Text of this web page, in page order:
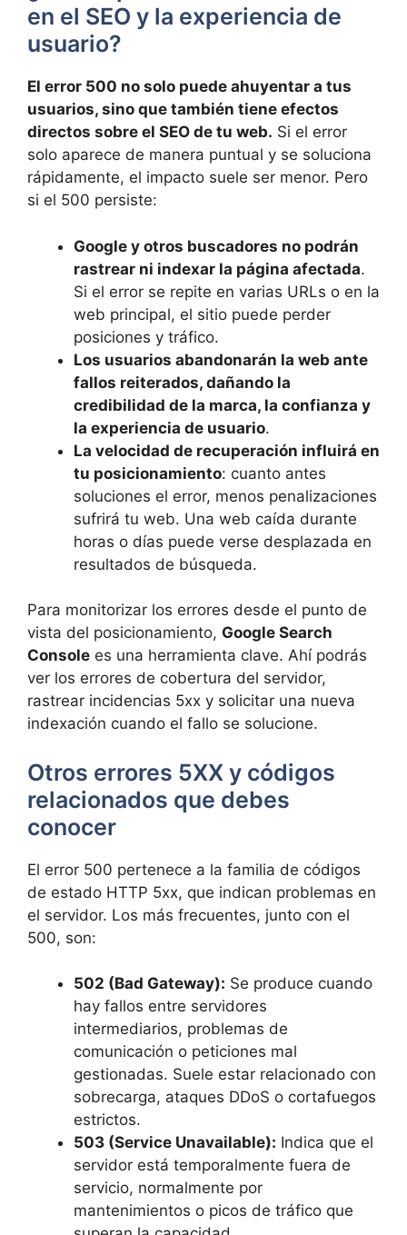
en el SEO y la experiencia de
usuario?
El error 500 no solo puede ahuyentar a tus
usuarios, sino que también tiene efectos
directos sobre el SEO de tu web. Si el error
solo aparece de manera puntual y se soluciona
rápidamente, el impacto suele ser menor. Pero
si el 500 persiste:
Google y otros buscadores no podrán
rastrear ni indexar la página afectada.
Si el error se repite en varias URLs o en la
web principal, el sitio puede perder
posiciones y tráfico.
Los usuarios abandonarán la web ante
fallos reiterados, dañando la
credibilidad de la marca, la confianza y
la experiencia de usuario.
La velocidad de recuperación influirá en
tu posicionamiento: cuanto antes
soluciones el error, menos penalizaciones
sufrirá tu web. Una web caída durante
horas o días puede verse desplazada en
resultados de búsqueda.
Para monitorizar los errores desde el punto de
vista del posicionamiento, Google Search
Console es una herramienta clave. Ahí podrás
ver los errores de cobertura del servidor,
rastrear incidencias 5xx y solicitar una nueva
indexación cuando el fallo se solucione.
Otros errores 5XX y códigos
relacionados que debes
conocer
El error 500 pertenece a la familia de códigos
de estado HTTP 5xx, que indican problemas en
el servidor. Los más frecuentes, junto con el
500, son:
502 (Bad Gateway): Se produce cuando
hay fallos entre servidores
intermediarios, problemas de
comunicación o peticiones mal
gestionadas. Suele estar relacionado con
sobrecarga, ataques DDoS o cortafuegos
estrictos.
503 (Service Unavailable): Indica que el
servidor está temporalmente fuera de
servicio, normalmente por
mantenimientos o picos de tráfico que